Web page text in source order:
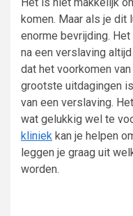
komen. Maar als je dit
enorme bevrijding.
na een verslaving
dat het voorkomen
grootste uitdagingen
van een verslaving.
wat gelukkig wel te
kliniek kan je helpen
leggen je graag uit
worden.